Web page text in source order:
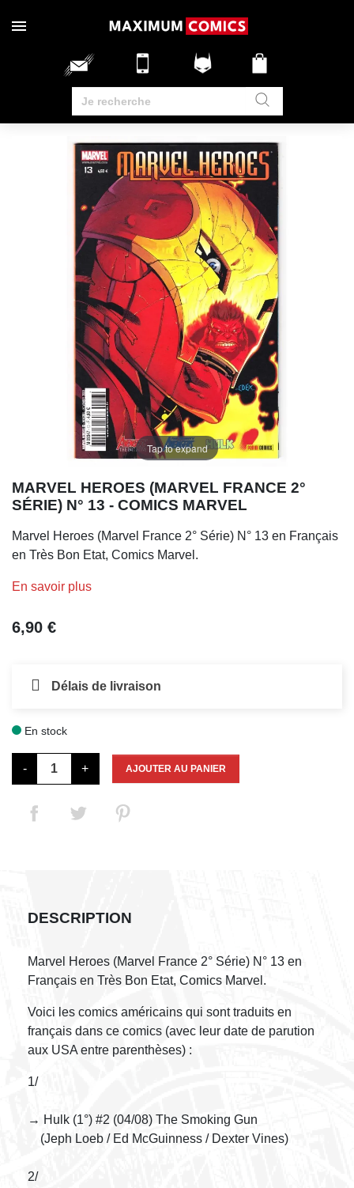
Tap to expand
MARVEL HEROES (MARVEL FRANCE 2°
SÉRIE) N° 13 - COMICS MARVEL
Marvel Heroes (Marvel France 2° Série) N° 13 en Français
en Très Bon Etat, Comics Marvel.
En savoir plus
6,90 €
Délais de livraison
En stock
- + AJOUTER AU PANIER
DESCRIPTION
Marvel Heroes (Marvel France 2° Série) N° 13 en
Français en Très Bon Etat, Comics Marvel.
Voici les comics américains qui sont traduits en
français dans ce comics (avec leur date de parution
aux USA entre parenthèses) :
1/
→ Hulk (1°) #2 (04/08) The Smoking Gun
(Jeph Loeb / Ed McGuinness / Dexter Vines)
2/